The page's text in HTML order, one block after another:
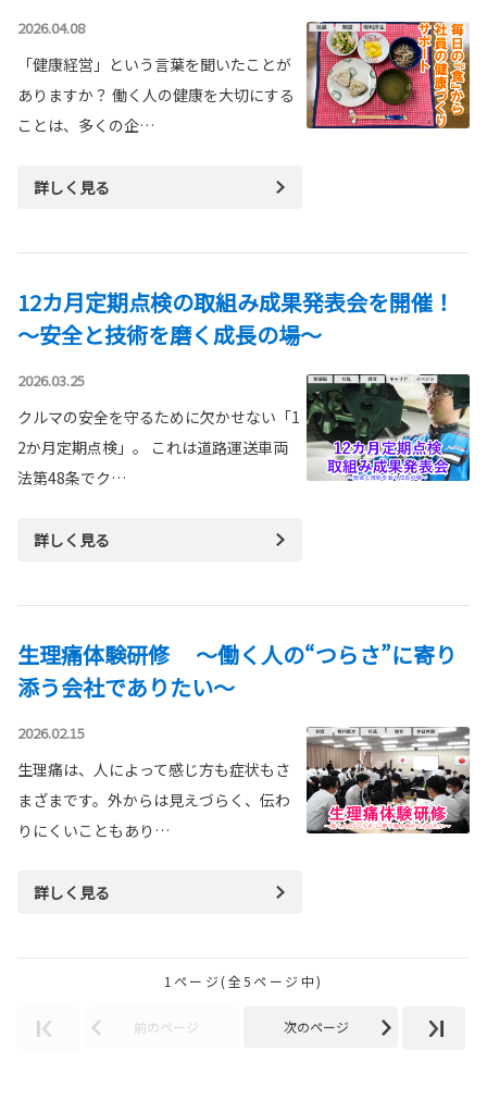
2026.04.08
「健康経営」という言葉を聞いたことが
ありますか？ 働く人の健康を大切にする
ことは、多くの企…
詳しく見る
12カ月定期点検の取組み成果発表会を開催！
～安全と技術を磨く成長の場～
2026.03.25
クルマの安全を守るために欠かせない「1
2か月定期点検」。 これは道路運送車両
法第48条でク…
詳しく見る
生理痛体験研修 ～働く人の“つらさ”に寄り
添う会社でありたい～
2026.02.15
生理痛は、人によって感じ方も症状もさ
まざまです。外からは見えづらく、伝わ
りにくいこともあり…
詳しく見る
1ページ(全5ページ中)
前のページ 次のページ